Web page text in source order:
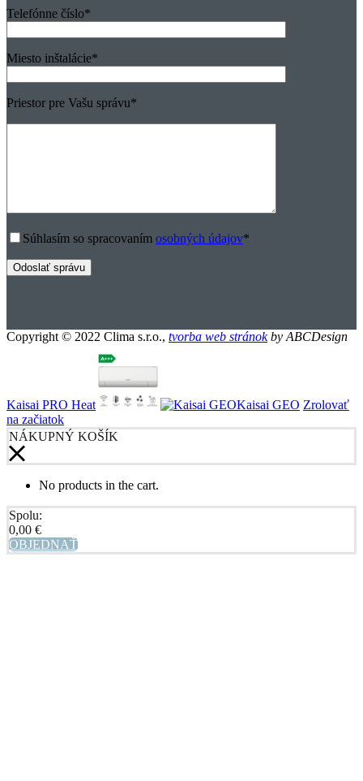
Telefónne číslo*
Miesto inštalácie*
Priestor pre Vašu správu*
Súhlasím so spracovaním osobných údajov*
Copyright © 2022 Clima s.r.o., tvorba web stránokby ABCDesign
Kaisai PRO Heat Kaisai GEO Zrolovať
na začiatok
NÁKUPNÝ KOŠÍK
No products in the cart.
Spolu:
0,00 €
OBJEDNAŤ